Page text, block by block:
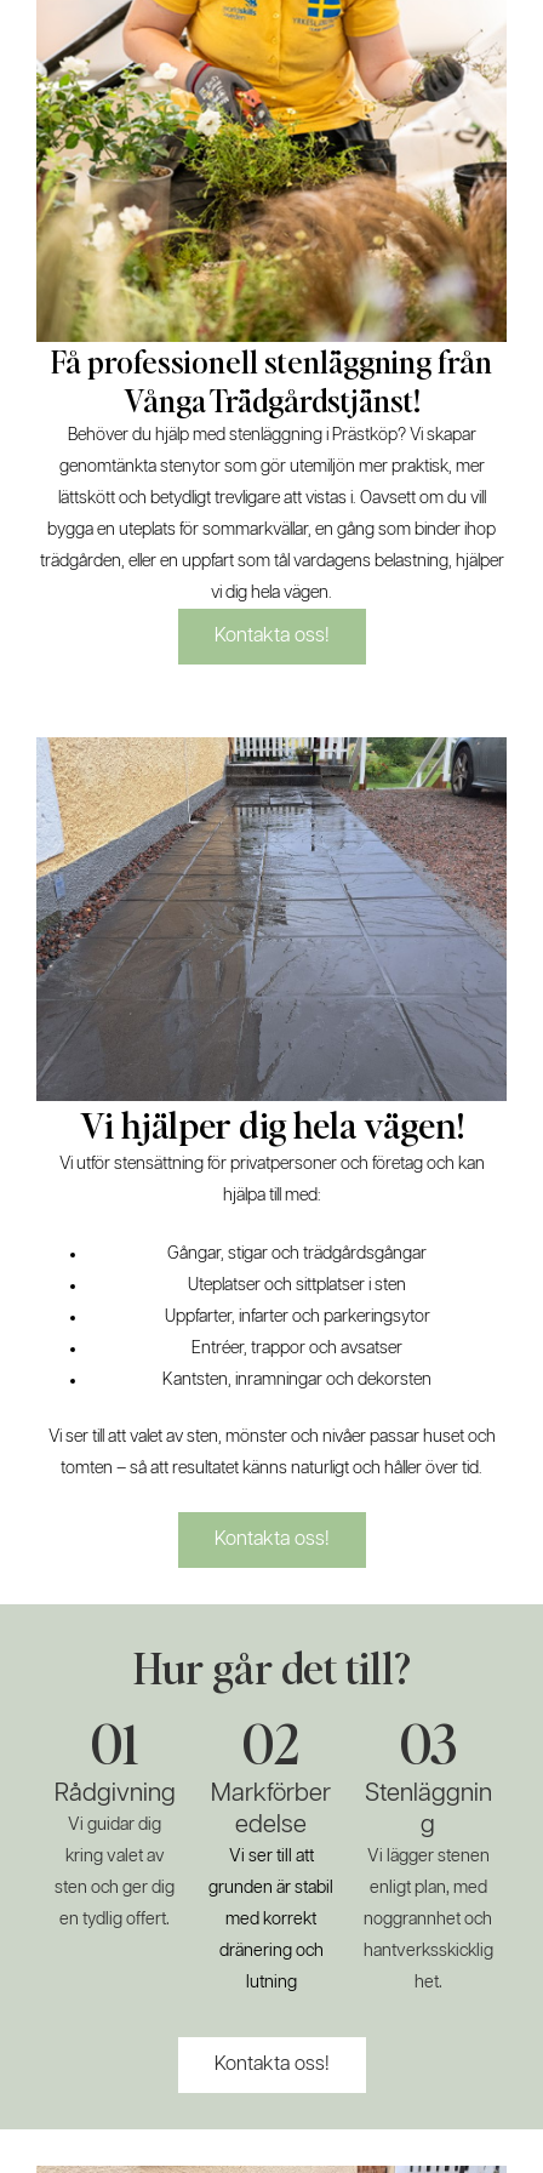
Få professionell stenläggning från
Vånga Trädgårdstjänst!
Behöver du hjälp med stenläggning i Prästköp? Vi skapar
genomtänkta stenytor som gör utemiljön mer praktisk, mer
lättskött och betydligt trevligare att vistas i. Oavsett om du vill
bygga en uteplats för sommarkvällar, en gång som binder ihop
trädgården, eller en uppfart som tål vardagens belastning, hjälper
vi dig hela vägen.
Kontakta oss!
Vi hjälper dig hela vägen!
Vi utför stensättning för privatpersoner och företag och kan
hjälpa till med:
Gångar, stigar och trädgårdsgångar
Uteplatser och sittplatser i sten
Uppfarter, infarter och parkeringsytor
Entréer, trappor och avsatser
Kantsten, inramningar och dekorsten
Vi ser till att valet av sten, mönster och nivåer passar huset och
tomten – så att resultatet känns naturligt och håller över tid.
Kontakta oss!
Hur går det till?
01
Rådgivning
Vi guidar dig
kring valet av
sten och ger dig
en tydlig offert.
02
Markförber
edelse
Vi ser till att
grunden är stabil
med korrekt
dränering och
lutning
03
Stenläggnin
g
Vi lägger stenen
enligt plan, med
noggrannhet och
hantverksskicklig
het.
Kontakta oss!